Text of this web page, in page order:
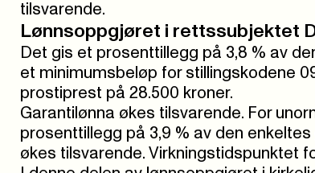
tilsvarende.
Lønnsoppgjøret i rettssubjektet
Det gis et prosenttillegg på 3,8 % av
et minimumsbeløp for stillingskodene
prostiprest på 28.500 kroner.
Garantilønna økes tilsvarende. For
prosenttillegg på 3,9 % av den enkeltes
økes tilsvarende. Virkningstidspunktet